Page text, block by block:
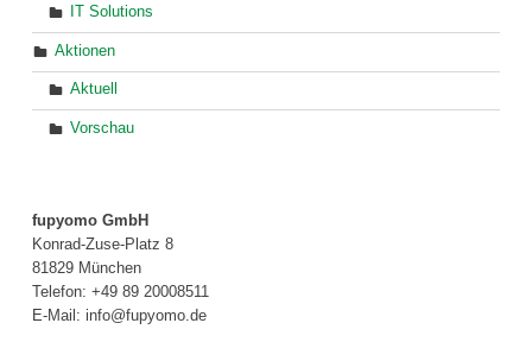
IT Solutions
Aktionen
Aktuell
Vorschau
fupyomo GmbH
Konrad-Zuse-Platz 8
81829 München
Telefon: +49 89 20008511
E-Mail: info@fupyomo.de